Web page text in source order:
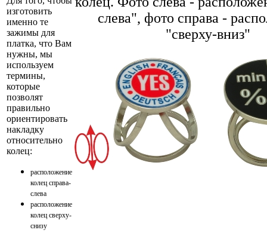
изготовить
именно те
зажимы для
платка, что Вам
нужны, мы
используем
термины,
которые
позволят
правильно
ориентировать
накладку
относительно
колец:
расположение
колец справа-
слева
расположение
колец сверху-
снизу
слева", фото справа -
"сверху-вниз"